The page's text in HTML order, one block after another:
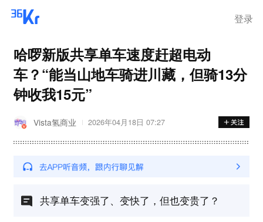
登录
哈啰新版共享单车速度赶超电动
车？“能当山地车骑进川藏，但骑13分
钟收我15元”
Vista氢商业 2026年04月18日 07:27
共享单车变强了、变快了，但也变贵了？